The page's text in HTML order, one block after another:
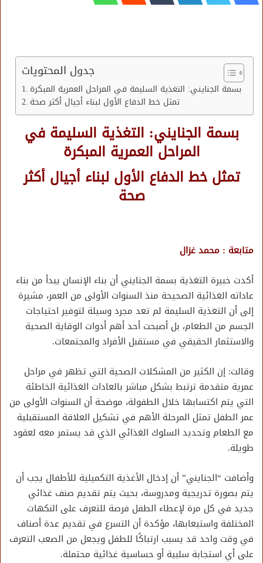
جدول المحتويات
بسمة الجنايني: التغذية السليمة في المراحل العمرية المبكرة
تمثل خط الدفاع الأول لبناء أجيال أكثر صحة
بسمة الجنايني: التغذية السليمة في
المراحل العمرية المبكرة
تمثل خط الدفاع الأول لبناء أجيال أكثر
صحة
متابعة : محمد غزال
أكدت خبيرة التغذية بسمة الجنايني أن بناء الإنسان يبدأ من بناء
عاداته الغذائية الصحيحة منذ السنوات الأولى من العمر، مشيرة
إلى أن التغذية السليمة لم تعد مجرد وسيلة لتوفير احتياجات
الجسم من الطعام، بل أصبحت أحد أهم أدوات الوقاية الصحية
والاستثمار الحقيقي في مستقبل الأفراد والمجتمعات.
وقالت: إن الكثير من المشكلات الصحية التي تظهر في مراحل
عمرية متقدمة ترتبط بشكل مباشر بالعادات الغذائية الخاطئة
التي يتم اكتسابها خلال الطفولة، موضحة أن السنوات الأولى من
عمر الطفل تمثل المرحلة الأهم في تشكيل العلاقة المستقبلية
مع الطعام وتحديد السلوك الغذائي الذي قد يستمر معه لعقود
طويلة.
وأضافت “الجنايني” أن إدخال الأغذية التكميلية للأطفال يجب أن
يتم بصورة تدريجية ومدروسة، بحيث يتم تقديم صنف غذائي
جديد في كل مرة لإعطاء الطفل فرصة للتعرف على النكهات
المختلفة واستيعابها، مؤكدة أن التسرع في تقديم عدة أصناف
في وقت واحد قد يسبب ارتباكًا للطفل ويجعل من الصعب التعرف
على أي استجابة سلبية أو حساسية غذائية محتملة.